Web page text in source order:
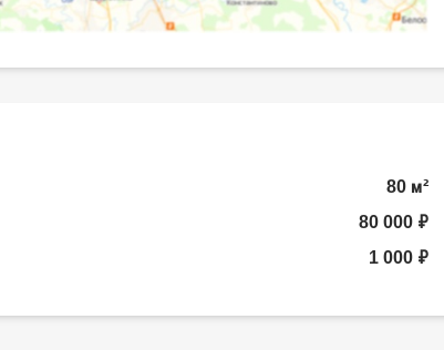
80 м²
80 000 ₽
1 000 ₽